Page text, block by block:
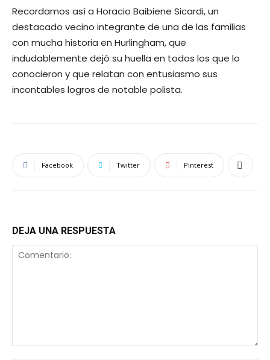
Recordamos así a Horacio Baibiene Sicardi, un
destacado vecino integrante de una de las familias
con mucha historia en Hurlingham, que
indudablemente dejó su huella en todos los que lo
conocieron y que relatan con entusiasmo sus
incontables logros de notable polista.
Facebook Twitter Pinterest
DEJA UNA RESPUESTA